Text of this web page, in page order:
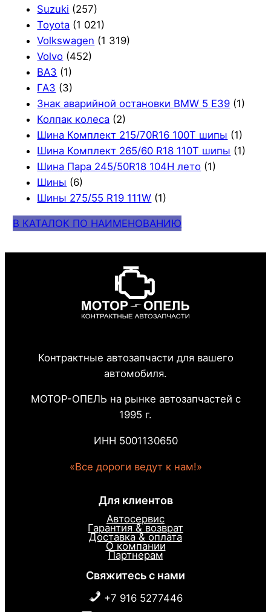
Suzuki (257)
Toyota (1 021)
Volkswagen (1 319)
Volvo (452)
ВАЗ (1)
ГАЗ (3)
Знак аварийной остановки BMW 5 E39 (1)
Колпак колеса (2)
Шина Комплект 215/70R16 100T шипы (1)
Шина Комплект 265/60 R18 110T шипы (1)
Шина Пара 245/50R18 104H лето (1)
Шины (6)
Шины 275/55 R19 111W (1)
В КАТАЛОК ПО НАИМЕНОВАНИЮ
Контрактные автозапчасти для вашего
автомобиля.
МОТОР-ОПЕЛЬ на рынке автозапчастей с
1995 г.
ИНН 5001130650
«Все дороги ведут к нам!»
Для клиентов
Автосервис
Гарантия & возврат
Доставка & оплата
О компании
Партнерам
Свяжитесь с нами
+7 916 5277446